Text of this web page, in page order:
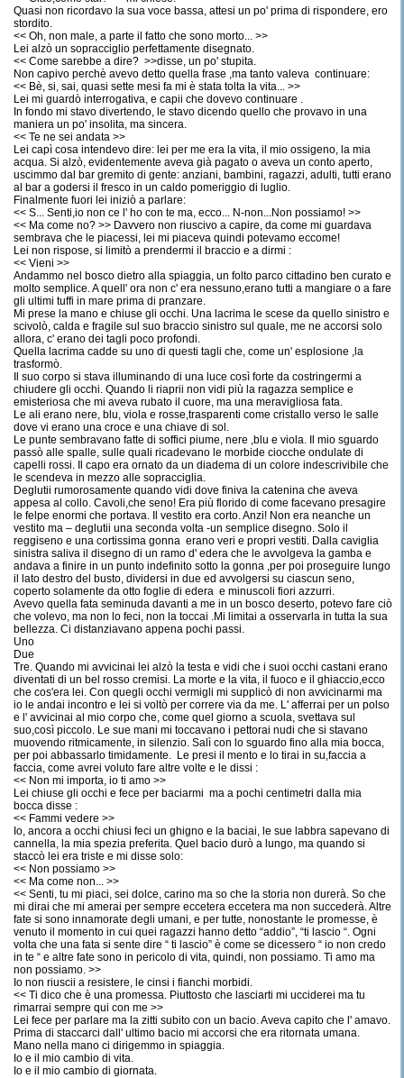
Quasi non ricordavo la sua voce bassa, attesi un po' prima di rispondere, ero
stordito.
<< Oh, non male, a parte il fatto che sono morto... >>
Lei alzò un sopracciglio perfettamente disegnato.
<< Come sarebbe a dire? >>disse, un po' stupita.
Non capivo perchè avevo detto quella frase ,ma tanto valeva continuare:
<< Bè, si, sai, quasi sette mesi fa mi è stata tolta la vita... >>
Lei mi guardò interrogativa, e capii che dovevo continuare .
In fondo mi stavo divertendo, le stavo dicendo quello che provavo in una
maniera un po' insolita, ma sincera.
<< Te ne sei andata >>
Lei capì cosa intendevo dire: lei per me era la vita, il mio ossigeno, la mia
acqua. Si alzò, evidentemente aveva già pagato o aveva un conto aperto,
uscimmo dal bar gremito di gente: anziani, bambini, ragazzi, adulti, tutti erano
al bar a godersi il fresco in un caldo pomeriggio di luglio.
Finalmente fuori lei iniziò a parlare:
<< S... Senti,io non ce l' ho con te ma, ecco... N-non...Non possiamo! >>
<< Ma come no? >> Davvero non riuscivo a capire, da come mi guardava
sembrava che le piacessi, lei mi piaceva quindi potevamo eccome!
Lei non rispose, si limitò a prendermi il braccio e a dirmi :
<< Vieni >>
Andammo nel bosco dietro alla spiaggia, un folto parco cittadino ben curato e
molto semplice. A quell' ora non c' era nessuno,erano tutti a mangiare o a fare
gli ultimi tuffi in mare prima di pranzare.
Mi prese la mano e chiuse gli occhi. Una lacrima le scese da quello sinistro e
scivolò, calda e fragile sul suo braccio sinistro sul quale, me ne accorsi solo
allora, c' erano dei tagli poco profondi.
Quella lacrima cadde su uno di questi tagli che, come un' esplosione ,la
trasformò.
Il suo corpo si stava illuminando di una luce così forte da costringermi a
chiudere gli occhi. Quando li riaprii non vidi più la ragazza semplice e
emisteriosa che mi aveva rubato il cuore, ma una meravigliosa fata.
Le ali erano nere, blu, viola e rosse,trasparenti come cristallo verso le salle
dove vi erano una croce e una chiave di sol.
Le punte sembravano fatte di soffici piume, nere ,blu e viola. Il mio sguardo
passò alle spalle, sulle quali ricadevano le morbide ciocche ondulate di
capelli rossi. Il capo era ornato da un diadema di un colore indescrivibile che
le scendeva in mezzo alle sopracciglia.
Deglutii rumorosamente quando vidi dove finiva la catenina che aveva
appesa al collo. Cavoli,che seno! Era più florido di come facevano presagire
le felpe enormi che portava. Il vestito era corto. Anzi! Non era neanche un
vestito ma – deglutii una seconda volta -un semplice disegno. Solo il
reggiseno e una cortissima gonna erano veri e propri vestiti. Dalla caviglia
sinistra saliva il disegno di un ramo d' edera che le avvolgeva la gamba e
andava a finire in un punto indefinito sotto la gonna ,per poi proseguire lungo
il lato destro del busto, dividersi in due ed avvolgersi su ciascun seno,
coperto solamente da otto foglie di edera e minuscoli fiori azzurri.
Avevo quella fata seminuda davanti a me in un bosco deserto, potevo fare ciò
che volevo, ma non lo feci, non la toccai .Mi limitai a osservarla in tutta la sua
bellezza. Ci distanziavano appena pochi passi.
Uno
Due
Tre. Quando mi avvicinai lei alzò la testa e vidi che i suoi occhi castani erano
diventati di un bel rosso cremisi. La morte e la vita, il fuoco e il ghiaccio,ecco
che cos'era lei. Con quegli occhi vermigli mi supplicò di non avvicinarmi ma
io le andai incontro e lei si voltò per correre via da me. L' afferrai per un polso
e l' avvicinai al mio corpo che, come quel giorno a scuola, svettava sul
suo,così piccolo. Le sue mani mi toccavano i pettorai nudi che si stavano
muovendo ritmicamente, in silenzio. Salì con lo sguardo fino alla mia bocca,
per poi abbassarlo timidamente. Le presi il mento e lo tirai in su,faccia a
faccia, come avrei voluto fare altre volte e le dissi :
<< Non mi importa, io ti amo >>
Lei chiuse gli occhi e fece per baciarmi ma a pochi centimetri dalla mia
bocca disse :
<< Fammi vedere >>
Io, ancora a occhi chiusi feci un ghigno e la baciai, le sue labbra sapevano di
cannella, la mia spezia preferita. Quel bacio durò a lungo, ma quando si
staccò lei era triste e mi disse solo:
<< Non possiamo >>
<< Ma come non... >>
<< Senti, tu mi piaci, sei dolce, carino ma so che la storia non durerà. So che
mi dirai che mi amerai per sempre eccetera eccetera ma non succederà. Altre
fate si sono innamorate degli umani, e per tutte, nonostante le promesse, è
venuto il momento in cui quei ragazzi hanno detto “addio”, “ti lascio “. Ogni
volta che una fata si sente dire “ ti lascio” è come se dicessero “ io non credo
in te “ e altre fate sono in pericolo di vita, quindi, non possiamo. Ti amo ma
non possiamo. >>
Io non riuscii a resistere, le cinsi i fianchi morbidi.
<< Ti dico che è una promessa. Piuttosto che lasciarti mi ucciderei ma tu
rimarrai sempre qui con me >>
Lei fece per parlare ma la zitti subito con un bacio. Aveva capito che l' amavo.
Prima di staccarci dall' ultimo bacio mi accorsi che era ritornata umana.
Mano nella mano ci dirigemmo in spiaggia.
Io e il mio cambio di vita.
Io e il mio cambio di giornata.